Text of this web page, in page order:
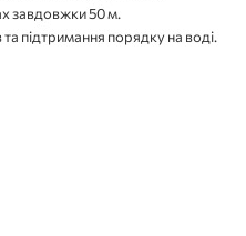
завдовжки 50 м.
підтримання порядку на воді.